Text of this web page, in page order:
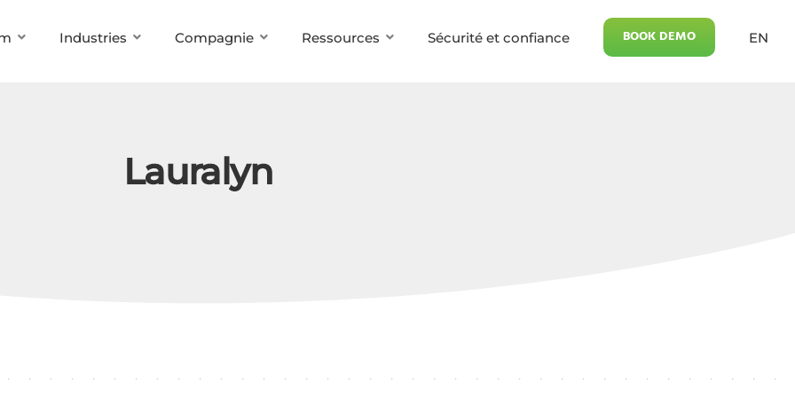
Industries Compagnie Ressources Sécurité et confiance BOOK DEMO EN
Lauralyn